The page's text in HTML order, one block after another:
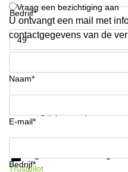
Coworking
Haarlem
Kantoor
Huren
Hengelo
Nijmegen
Bedrijf*
Telefoonnummer*
Vraag een bezichtiging aan
U ontvangt een mail met
contactgegevens van de
Naam*
E-mail*
Bedrijf*
Krijg informatie en prijzen
Trustpilot